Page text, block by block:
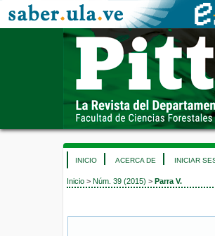
INICIO ACERCA DE INICIAR
Inicio > Núm. 39 (2015) > Parra V.